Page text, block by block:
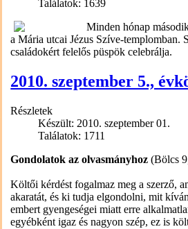
Találatok: 1639
Minden hónap
a Mária utcai Jézus Szíve-templomban.
családokért felelős püspök celebrálja.
2010. szeptember 5.,
Részletek
Készült: 2010. szeptember 01.
Találatok: 1711
Gondolatok az olvasmányhoz (Bölcs
Költői kérdést fogalmaz meg a szerző,
akaratát, és ki tudja elgondolni, mit
embert gyengeségei miatt erre
egyébként igaz és nagyon szép, ez is